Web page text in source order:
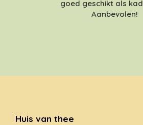
goed geschikt als
Aanbevolen!
Huis van thee